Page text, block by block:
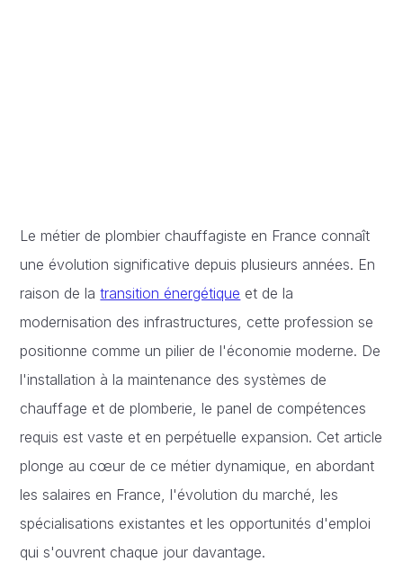
Le métier de plombier chauffagiste en France connaît
une évolution significative depuis plusieurs années. En
raison de latransition énergétique et de la
modernisation des infrastructures, cette profession se
positionne comme un pilier de l'économie moderne. De
l'installation à la maintenance des systèmes de
chauffage et de plomberie, le panel de compétences
requis est vaste et en perpétuelle expansion. Cet article
plonge au cœur de ce métier dynamique, en abordant
les salaires en France, l'évolution du marché, les
spécialisations existantes et les opportunités d'emploi
qui s'ouvrent chaque jour davantage.